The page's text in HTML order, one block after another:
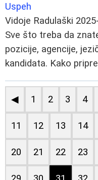
Uspeh
Vidoje Radulaški
Sve što treba da
pozicije, agencije,
kandidata. Kako
◀ 1 2 3 4
11 12 13 14
20 21 22 23